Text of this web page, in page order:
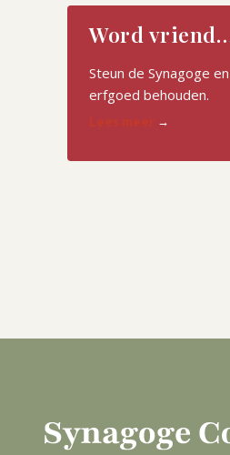
Word
Steun de Synagoge
erfgoed behouden.